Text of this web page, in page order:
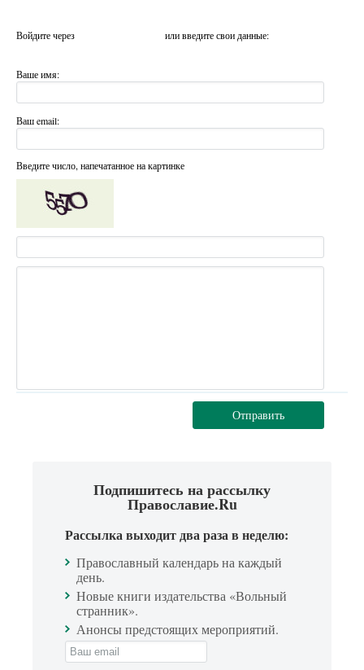
Войдите через или введите свои данные:
Ваше имя:
Ваш email:
Введите число, напечатанное на картинке
Отправить
Подпишитесь на рассылку
Православие.Ru
Рассылка выходит два раза в неделю:
Православный календарь на каждый
день.
Новые книги издательства «Вольный
странник».
Анонсы предстоящих мероприятий.